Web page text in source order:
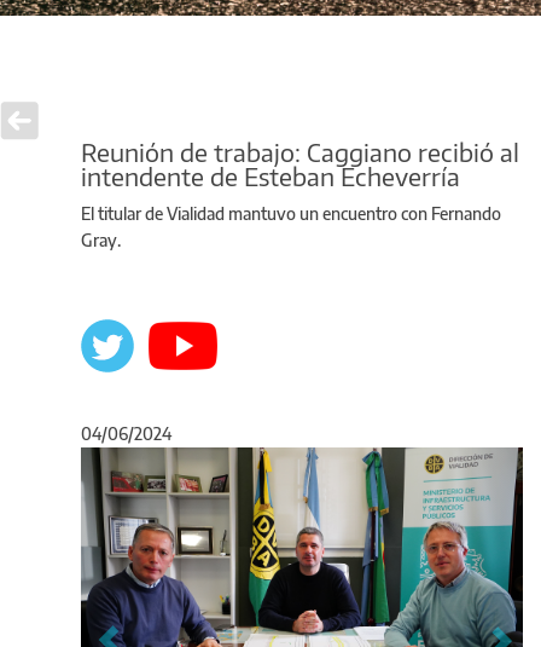
Reunión de trabajo: Caggiano recibió al
intendente de Esteban Echeverría
El titular de Vialidad mantuvo un encuentro con Fernando
Gray.
04/06/2024
Anterior